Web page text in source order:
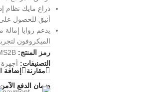
ذراع مايك نظام
أنيق للحصول
يدعم زوايا
الميكروفون
رمز المنتج:
التصنيفات: أجهزة
مقارنة
إضافة
ضمان الدفع